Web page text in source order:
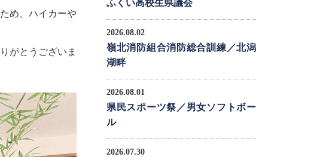
め、ハイカーや
がとうございま
ふくい高校生県議会
2026.08.02
嶺北消防組合消防総合訓練／北潟
湖畔
2026.08.01
県民スポーツ祭／男女ソフトボー
ル
2026.07.30